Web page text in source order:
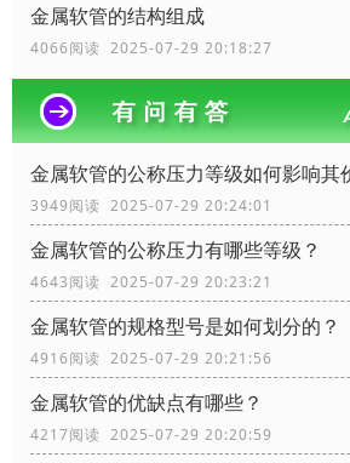
金属软管的结构组成
4066阅读 2025-07-29 20:18:27
金属软管的公称压力等级如何影响其
3949阅读 2025-07-29 20:24:01
金属软管的公称压力有哪些等级？
4643阅读 2025-07-29 20:23:21
金属软管的规格型号是如何划分的？
4916阅读 2025-07-29 20:21:56
金属软管的优缺点有哪些？
4217阅读 2025-07-29 20:20:59